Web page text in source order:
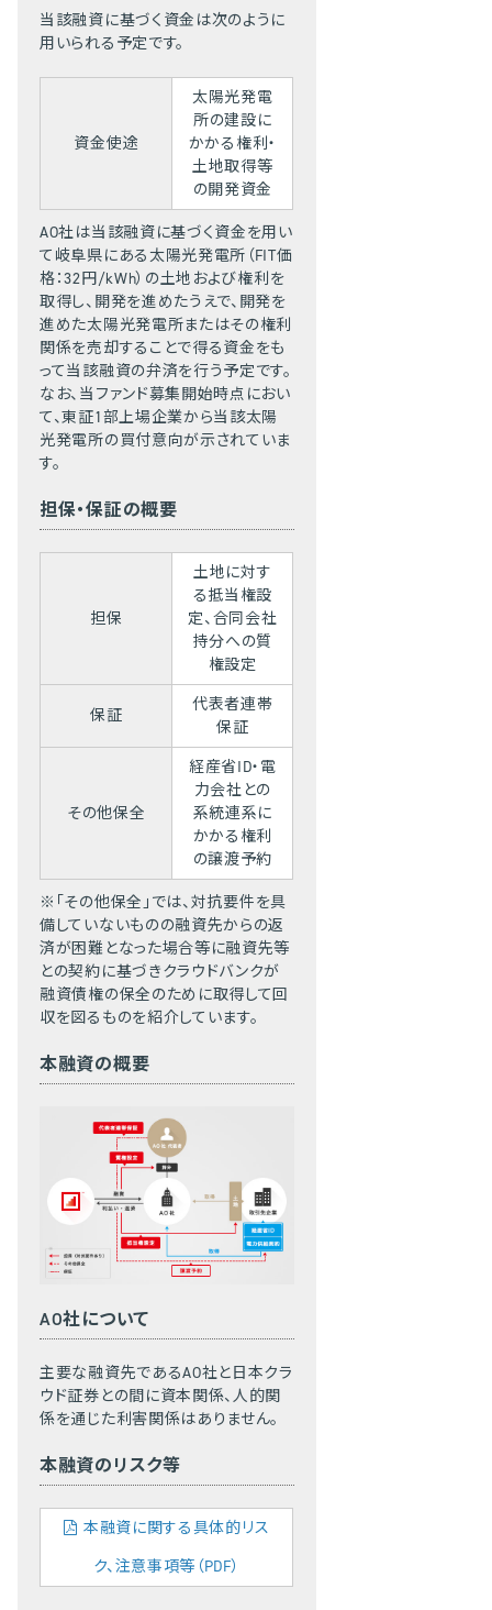
当該融資に基づく資金は次のように
用いられる予定です。
資金使途
太陽光発電
所の建設に
かかる権利・
土地取得等
の開発資金
AO社は当該融資に基づく資金を用い
て岐阜県にある太陽光発電所（FIT価
格：32円/kWh）の土地および権利を
取得し、開発を進めたうえで、開発を
進めた太陽光発電所またはその権利
関係を売却することで得る資金をも
って当該融資の弁済を行う予定です。
なお、当ファンド募集開始時点におい
て、東証1部上場企業から当該太陽
光発電所の買付意向が示されていま
す。
担保・保証の概要
担保
土地に対す
る抵当権設
定、合同会社
持分への質
権設定
保証
代表者連帯
保証
その他保全
経産省ID・電
力会社との
系統連系に
かかる権利
の譲渡予約
「その他保全」では、対抗要件を具
備していないものの融資先からの返
済が困難となった場合等に融資先等
との契約に基づきクラウドバンクが
融資債権の保全のために取得して回
収を図るものを紹介しています。
本融資の概要
AO社について
主要な融資先であるAO社と日本クラ
ウド証券との間に資本関係、人的関
係を通じた利害関係はありません。
本融資のリスク等
本融資に関する具体的リス
ク、注意事項等（PDF）